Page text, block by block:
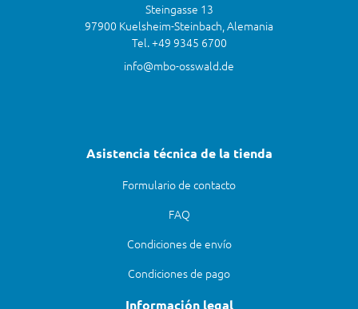
Steingasse 13
97900 Kuelsheim-Steinbach, Alemania
Tel. +49 9345 6700
info@mbo-osswald.de
Asistencia técnica de la tienda
Formulario de contacto
FAQ
Condiciones de envío
Condiciones de pago
Información legal